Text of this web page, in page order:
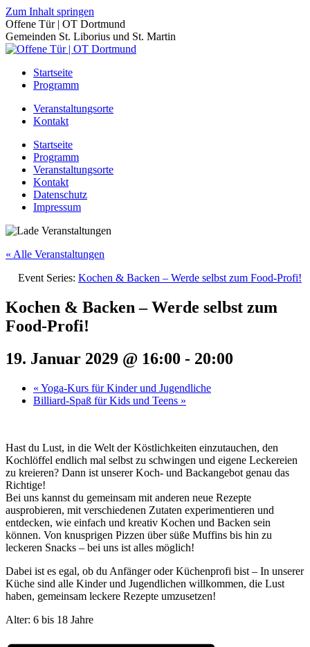
Zum Inhalt springen
Offene Tür | OT Dortmund
Gemeinden St. Liborius und St. Martin
Startseite
Programm
Veranstaltungsorte
Kontakt
Startseite
Programm
Veranstaltungsorte
Kontakt
Datenschutz
Impressum
« Alle Veranstaltungen
Event Series: Kochen & Backen – Werde selbst zum Food-Profi!
Kochen & Backen – Werde selbst zum
Food-Profi!
19. Januar 2029 @ 16:00 - 20:00
« Yoga-Kurs für Kinder und Jugendliche
Billiard-Spaß für Kids und Teens »
Hast du Lust, in die Welt der Köstlichkeiten einzutauchen, den
Kochlöffel endlich mal selbst zu schwingen und eigene Leckereien
zu kreieren? Dann ist unserer Koch- und Backangebot genau das
Richtige!
Bei uns kannst du gemeinsam mit anderen neue Rezepte
ausprobieren, mit verschiedenen Zutaten experimentieren und
entdecken, wie einfach und kreativ Kochen und Backen sein
können. Von knusprigen Pizzen über süße Muffins bis hin zu
leckeren Snacks – bei uns ist alles möglich!
Dabei ist es egal, ob du Anfänger oder Küchenprofi bist – In unserer
Küche sind alle Kinder und Jugendlichen willkommen, die Lust
haben, gemeinsam leckere Rezepte umzusetzen!
Alter: 6 bis 18 Jahre